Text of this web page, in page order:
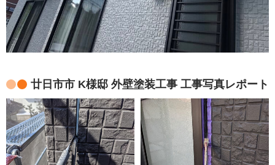
廿日市市 K様邸 外壁塗装工事 工事写真レポート